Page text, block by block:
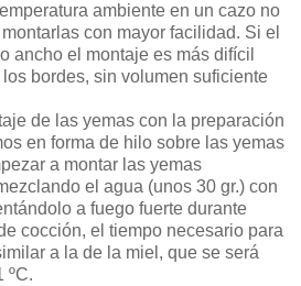
ambiente en un cazo no
con mayor facilidad. Si el
ancho el montaje es más difícil
bordes, sin volumen suficiente
de las yemas con la preparación
en forma de hilo sobre las yemas
a montar las yemas
el agua (unos 30 gr.) con
a fuego fuerte durante
cocción, el tiempo necesario para
a la de la miel, que se será
ºC.